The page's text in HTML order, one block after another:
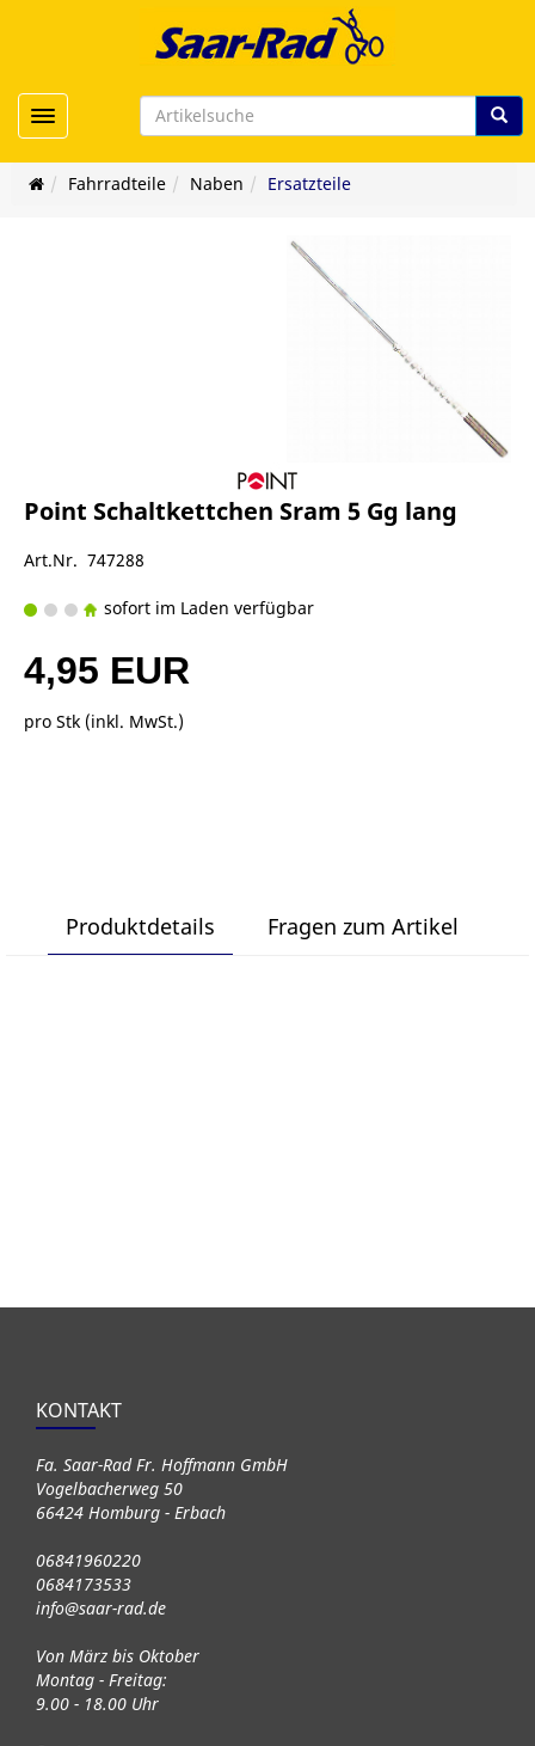
Toggle navigation
Fahrradteile Naben Ersatzteile
Point Schaltkettchen Sram 5 Gg lang
Art.Nr. 747288
sofort im Laden verfügbar
4,95 EUR
pro Stk (inkl. MwSt.)
Produktdetails Fragen zum Artikel
KONTAKT
Fa. Saar-Rad Fr. Hoffmann GmbH
Vogelbacherweg 50
66424 Homburg - Erbach
06841960220
0684173533
info@saar-rad.de
Von März bis Oktober
Montag - Freitag:
9.00 - 18.00 Uhr